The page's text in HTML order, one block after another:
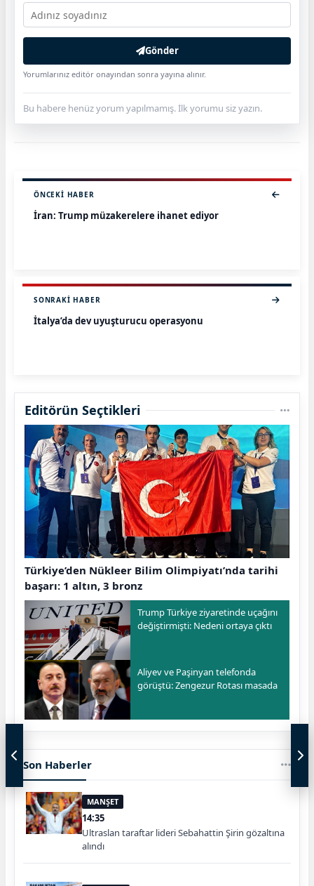
Gönder
Yorumlarınız editör onayından sonra yayına alınır.
Bu habere henüz yorum yapılmamış. İlk yorumu siz yazın.
ÖNCEKI HABER
İran: Trump müzakerelere ihanet ediyor
SONRAKI HABER
İtalya’da dev uyuşturucu operasyonu
Editörün Seçtikleri
Türkiye’den Nükleer Bilim Olimpiyatı’nda tarihi
başarı: 1 altın, 3 bronz
Trump Türkiye ziyaretinde uçağını
değiştirmişti: Nedeni ortaya çıktı
Aliyev ve Paşinyan telefonda
görüştü: Zengezur Rotası masada
Son Haberler
MANŞET
14:35
Ultraslan taraftar lideri Sebahattin Şirin gözaltına
alındı